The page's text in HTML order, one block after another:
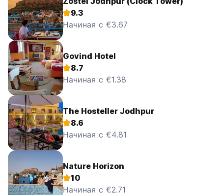
9.3
Начиная с €3.67
Govind Hotel
8.7
Начиная с €1.38
The Hosteller Jodhpur
8.6
Начиная с €4.81
Nature Horizon
10
Начиная с €2.71